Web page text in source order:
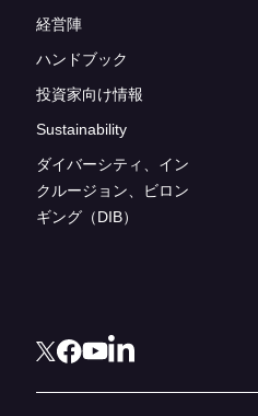
経営陣
ハンドブック
投資家向け情報
Sustainability
ダイバーシティ、イン
クルージョン、ビロン
ギング（DIB）